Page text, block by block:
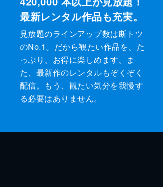
最新レンタル作品も充実。
見放題のラインアップ数は断トツ
のNo.1。だから観たい作品を、た
っぷり、お得に楽しめます。ま
た、最新作のレンタルもぞくぞく
配信。もう、観たい気分を我慢す
る必要はありません。